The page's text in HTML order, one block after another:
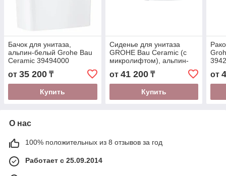
Бачок для унитаза,
альпин-белый Grohe Bau
Ceramic 39494000
от 35 200 ₸
Купить
Сиденье для унитаза
GROHE Bau Ceramic (с
микролифтом), альпин-
белый (39493000)
от 41 200₸
Купить
от
О нас
100% положительных из 8 отзывов за год
Работает с 25.09.2014